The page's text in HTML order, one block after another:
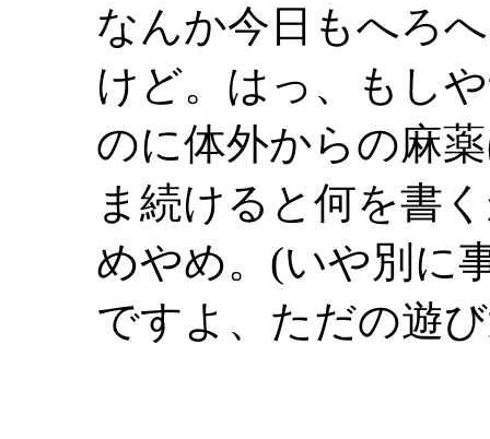
なんか今日もへろ
けど。はっ、もし
のに体外からの麻
ま続けると何を書
めやめ。(いや別に
ですよ、ただの遊